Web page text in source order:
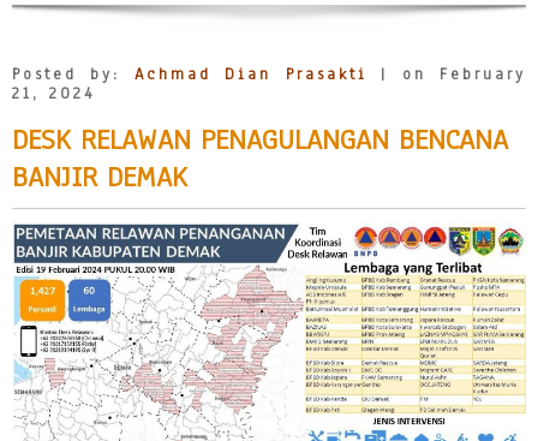
Posted by: Achmad Dian Prasakti
| on February
21, 2024
DESK RELAWAN PENAGULANGAN BENCANA
BANJIR DEMAK